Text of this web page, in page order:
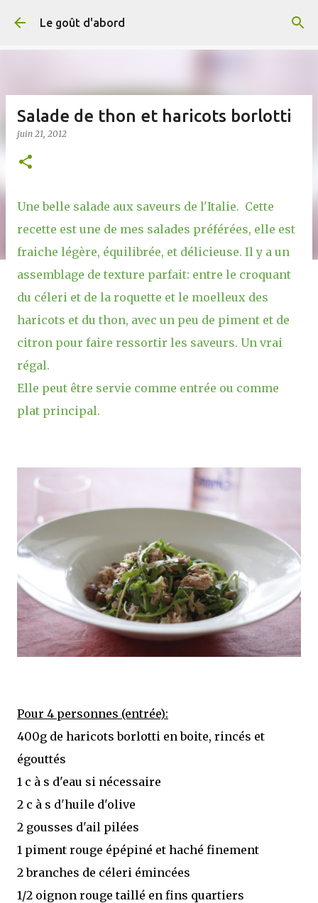
Accéder au contenu principal
Le goût d'abord
Salade de thon et haricots borlotti
juin 21, 2012
Une belle salade aux saveurs de l'Italie. Cette
recette est une de mes salades préférées, elle est
fraiche légère, équilibrée, et délicieuse. Il y a un
assemblage de texture parfait: entre le croquant
du céleri et de la roquette et le moelleux des
haricots et du thon, avec un peu de piment et de
citron pour faire ressortir les saveurs. Un vrai
régal.
Elle peut être servie comme entrée ou comme
plat principal.
Pour 4 personnes (entrée):
400g de haricots borlotti en boite, rincés et
égouttés
1 c à s d'eau si nécessaire
2 c à s d'huile d'olive
2 gousses d'ail pilées
1 piment rouge épépiné et haché finement
2 branches de céleri émincées
1/2 oignon rouge taillé en fins quartiers